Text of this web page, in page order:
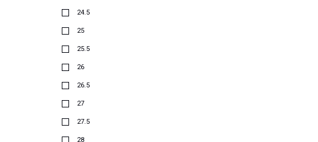
24.5
25
25.5
26
26.5
27
27.5
28